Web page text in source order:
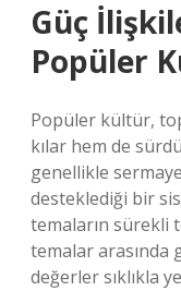
Güç
Popüler
Popüler kültür,
kılar hem de
genellikle
desteklediği bir
temaların sürekli
temalar arasında
değerler sıklıkla